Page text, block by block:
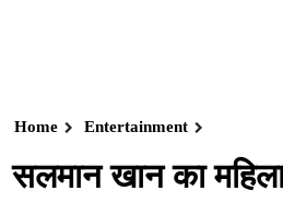
Home Entertainment
सलमान खान का